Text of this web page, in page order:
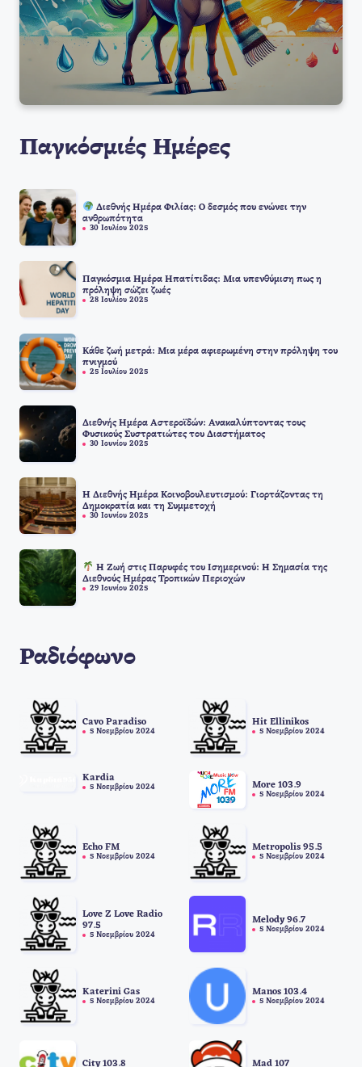
Παγκόσμιές Ημέρες
Διεθνής Ημέρα Φιλίας: Ο δεσμός που ενώνει την
ανθρωπότητα
30 Ιουλίου 2025
Παγκόσμια Ημέρα Ηπατίτιδας: Μια υπενθύμιση πως η
πρόληψη σώζει ζωές
28 Ιουλίου 2025
Κάθε ζωή μετρά: Μια μέρα αφιερωμένη στην πρόληψη του
πνιγμού
25 Ιουλίου 2025
Διεθνής Ημέρα Αστεροϊδών: Ανακαλύπτοντας τους
Φυσικούς Συστρατιώτες του Διαστήματος
30 Ιουνίου 2025
Η Διεθνής Ημέρα Κοινοβουλευτισμού: Γιορτάζοντας τη
Δημοκρατία και τη Συμμετοχή
30 Ιουνίου 2025
Η Ζωή στις Παρυφές του Ισημερινού: Η Σημασία της
Διεθνούς Ημέρας Τροπικών Περιοχών
29 Ιουνίου 2025
Ραδιόφωνο
Cavo Paradiso
5 Νοεμβρίου 2024
Hit Ellinikos
5 Νοεμβρίου 2024
Kardia
5 Νοεμβρίου 2024 More 103.9
5 Νοεμβρίου 2024
Echo FM
5 Νοεμβρίου 2024
Metropolis 95.5
5 Νοεμβρίου 2024
Love Z Love Radio
97.5
5 Νοεμβρίου 2024
Melody 96.7
5 Νοεμβρίου 2024
Katerini Gas
5 Νοεμβρίου 2024
Manos 103.4
5 Νοεμβρίου 2024
City 103.8 Mad 107